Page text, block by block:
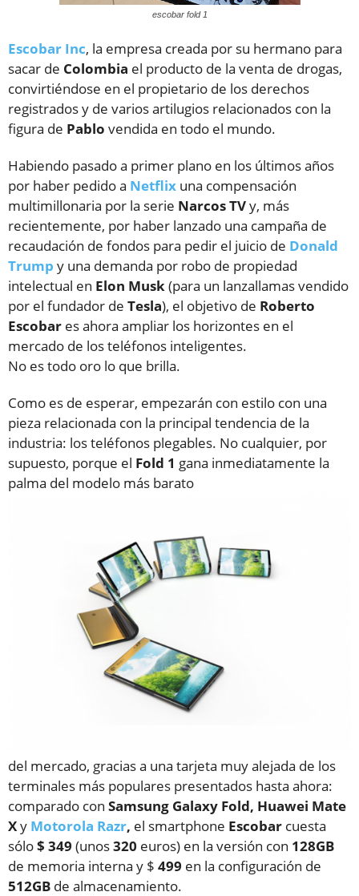
escobar fold 1
Escobar Inc, la empresa creada por su hermano para
sacar de Colombia el producto de la venta de drogas,
convirtiéndose en el propietario de los derechos
registrados y de varios artilugios relacionados con la
figura de Pablo vendida en todo el mundo.
Habiendo pasado a primer plano en los últimos años
por haber pedido a Netflix una compensación
multimillonaria por la serie NarcosTVy, más
recientemente, por haber lanzado una campaña de
recaudación de fondos para pedir el juicio de Donald
Trump y una demanda por robo de propiedad
intelectual en Elon Musk(para un lanzallamas vendido
por el fundador de Tesla), el objetivo de Roberto
Escobar es ahora ampliar los horizontes en el
mercado de los teléfonos inteligentes.
No es todo oro lo que brilla.
Como es de esperar, empezarán con estilo con una
pieza relacionada con la principal tendencia de la
industria: los teléfonos plegables. No cualquier, por
supuesto, porque el Fold 1 gana inmediatamente la
palma del modelo más barato
del mercado, gracias a una tarjeta muy alejada de los
terminales más populares presentados hasta ahora:
comparado con Samsung Galaxy Fold, Huawei Mate
Xy Motorola Razr, el smartphone Escobar cuesta
sólo$ 349 (unos320 euros) en la versión con 128GB
de memoria interna y $ 499 en la configuración de
512GB de almacenamiento.